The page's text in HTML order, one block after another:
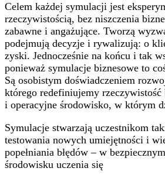
Celem każdej symulacji jest
rzeczywistością, bez niszczenia
zabawne i angażujące. Tworzą
podejmują decyzje i rywalizują: o
zyski​. Jednocześnie na końcu i tak
ponieważ symulacje biznesowe to
Są osobistym doświadczeniem
którego redefiniujemy rzeczywistość
i operacyjne środowisko, w którym
Symulacje stwarzają uczestnikom
testowania nowych umiejętności i
popełniania błędów – w
środowisku uczenia się​